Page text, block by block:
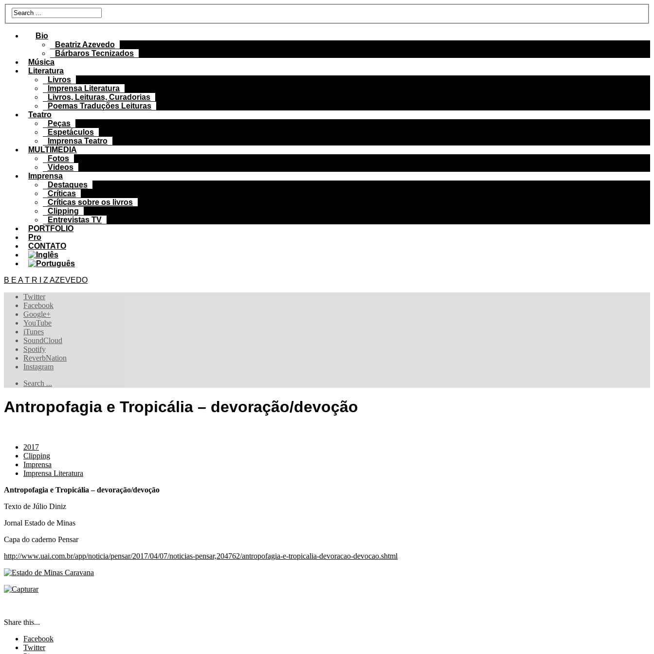
Bio
Beatriz Azevedo
Bárbaros Tecnizados
Música
Literatura
Livros
Imprensa Literatura
Livros, Leituras, Curadorias
Poemas Traduções Leituras
Teatro
Peças
Espetáculos
Imprensa Teatro
MULTIMEDIA
Fotos
Videos
Imprensa
Destaques
Críticas
Críticas sobre os livros
Clipping
Entrevistas TV
PORTFOLIO
Pro
CONTATO
B E A T R I Z AZEVEDO
Twitter
Facebook
Google+
YouTube
iTunes
SoundCloud
Spotify
ReverbNation
Instagram
Search ...
Antropofagia e Tropicália – devoração/devoção
2017
Clipping
Imprensa
Imprensa Literatura
Antropofagia e Tropicália – devoração/devoção
Texto de Júlio Diniz
Jornal Estado de Minas
Capa do caderno Pensar
http://www.uai.com.br/app/noticia/pensar/2017/04/07/noticias-pensar,204762/antropofagia-e-tropicalia-devoracao-devocao.shtml
Share this...
Facebook
Twitter